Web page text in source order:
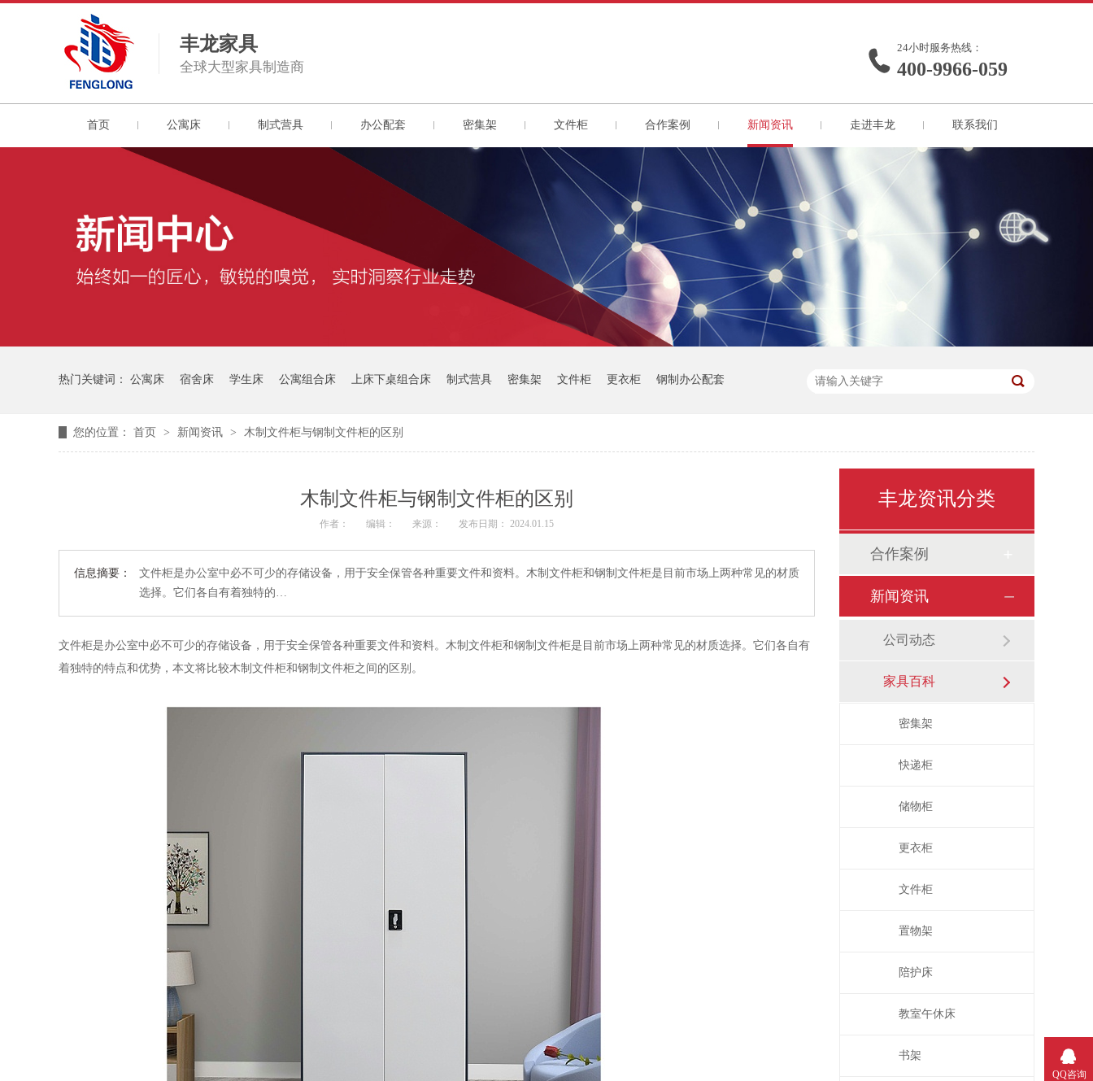
丰龙家具
全球大型家具制造商
24小时服务热线：
400-9966-059
首页 公寓床 制式营具 办公配套 密集架 文件柜 合作案例 新闻资讯 走进丰龙 联系我们
热门关键词： 公寓床 宿舍床 学生床 公寓组合床 上床下桌组合床 制式营具 密集架 文件柜 更衣柜 钢制办公配套
您的位置： 首页 > 新闻资讯 > 木制文件柜与钢制文件柜的区别
木制文件柜与钢制文件柜的区别
作者： 编辑： 来源： 发布日期： 2024.01.15
信息摘要：
文件柜是办公室中必不可少的存储设备，用于安全保管各种重要文件和资料。木制文件柜和钢制文件柜是目前市场上两种常见的材质
选择。它们各自有着独特的…
文件柜是办公室中必不可少的存储设备，用于安全保管各种重要文件和资料。木制文件柜和钢制文件柜是目前市场上两种常见的材质选择。它们各自有
着独特的特点和优势，本文将比较木制文件柜和钢制文件柜之间的区别。
丰龙资讯分类
合作案例
新闻资讯
公司动态
家具百科
密集架
快递柜
储物柜
更衣柜
文件柜
置物架
陪护床
教室午休床
书架
QQ咨询